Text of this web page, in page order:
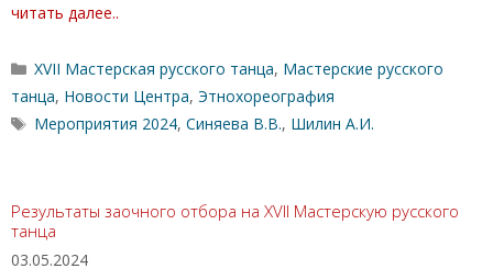
читать далее..
Рубрики
XVII Мастерская русского танца, Мастерские русского
танца, Новости Центра, Этнохореография
Метки
Мероприятия 2024,Синяева В.В., Шилин А.И.
Результаты заочного отбора на XVII Мастерскую русского
танца
03.05.2024